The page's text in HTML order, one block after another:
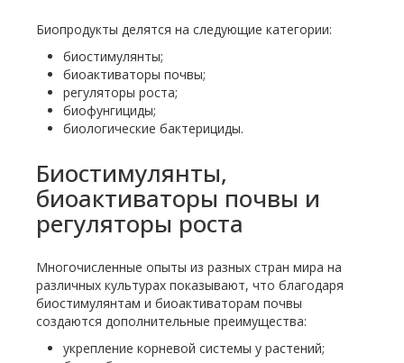
Биопродукты делятся на следующие категории:
биостимулянты;
биоактиваторы почвы;
регуляторы роста;
биофунгициды;
биологические бактерициды.
Биостимулянты,
биоактиваторы почвы и
регуляторы роста
Многочисленные опыты из разных стран мира на
различных культурах показывают, что благодаря
биостимулянтам и биоактиваторам почвы
создаются дополнительные преимущества:
укрепление корневой системы у растений;